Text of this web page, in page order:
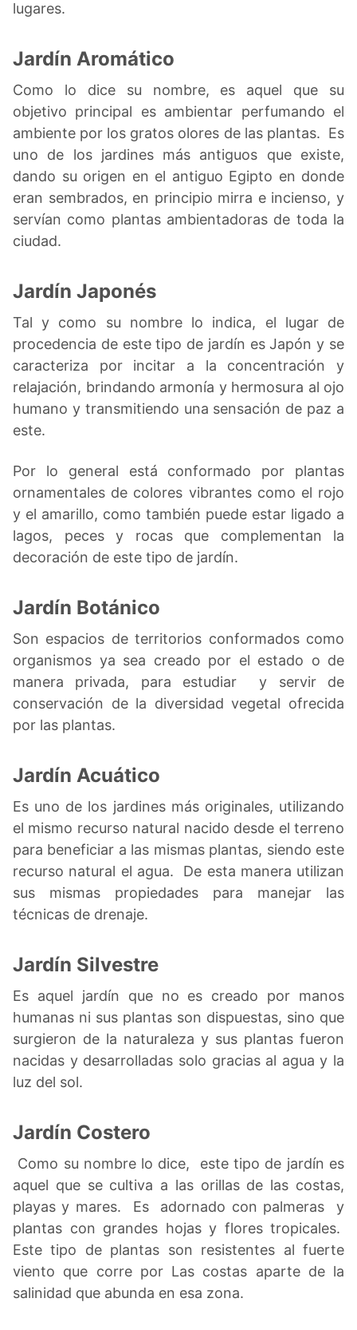
lugares.
Jardín Aromático
Como lo dice su nombre, es aquel que su
objetivo principal es ambientar perfumando el
ambiente por los gratos olores de las plantas. Es
uno de los jardines más antiguos que existe,
dando su origen en el antiguo Egipto en donde
eran sembrados, en principio mirra e incienso, y
servían como plantas ambientadoras de toda la
ciudad.
Jardín Japonés
Tal y como su nombre lo indica, el lugar de
procedencia de este tipo de jardín es Japón y se
caracteriza por incitar a la concentración y
relajación, brindando armonía y hermosura al ojo
humano y transmitiendo una sensación de paz a
este.
Por lo general está conformado por plantas
ornamentales de colores vibrantes como el rojo
y el amarillo, como también puede estar ligado a
lagos, peces y rocas que complementan la
decoración de este tipo de jardín.
Jardín Botánico
Son espacios de territorios conformados como
organismos ya sea creado por el estado o de
manera privada, para estudiar y servir de
conservación de la diversidad vegetal ofrecida
por las plantas.
Jardín Acuático
Es uno de los jardines más originales, utilizando
el mismo recurso natural nacido desde el terreno
para beneficiar a las mismas plantas, siendo este
recurso natural el agua. De esta manera utilizan
sus mismas propiedades para manejar las
técnicas de drenaje.
Jardín Silvestre
Es aquel jardín que no es creado por manos
humanas ni sus plantas son dispuestas, sino que
surgieron de la naturaleza y sus plantas fueron
nacidas y desarrolladas solo gracias al agua y la
luz del sol.
Jardín Costero
Como su nombre lo dice, este tipo de jardín es
aquel que se cultiva a las orillas de las costas,
playas y mares. Es adornado con palmeras y
plantas con grandes hojas y flores tropicales.
Este tipo de plantas son resistentes al fuerte
viento que corre por Las costas aparte de la
salinidad que abunda en esa zona.